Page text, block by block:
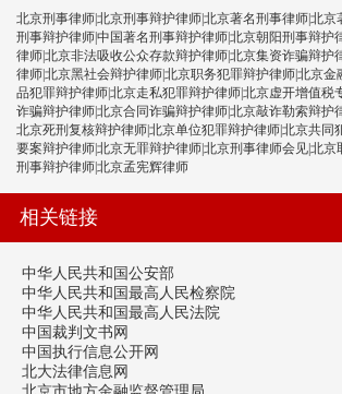
北京刑事律师|北京刑事辩护律师|北京著名刑事律师|北京
刑事辩护律师|中国著名刑事辩护律师|北京朝阳刑事辩护
律师|北京非法吸收公众存款辩护律师|北京集资诈骗辩护
律师|北京黑社会辩护律师|北京职务犯罪辩护律师|北京
品犯罪辩护律师|北京走私犯罪辩护律师|北京虚开增值税
诈骗辩护律师|北京合同诈骗辩护律师|北京敲诈勒索辩护
北京死刑复核辩护律师|北京单位犯罪辩护律师|北京共同
要案辩护律师|北京无罪辩护律师|北京刑事律师会见|北
刑事辩护律师|北京孟宪辉律师
相关链接
中华人民共和国公安部
中华人民共和国最高人民检察院
中华人民共和国最高人民法院
中国裁判文书网
中国执行信息公开网
北大法律信息网